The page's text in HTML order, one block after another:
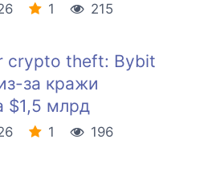
1
215
crypto theft: Bybit
за кражи
$1,5 млрд
1
196